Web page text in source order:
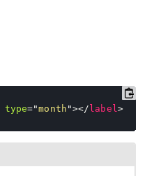
type="month "></ label>